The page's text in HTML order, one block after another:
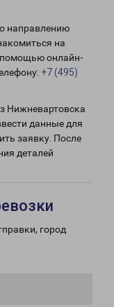
направлению
на
помощью онлайн-
+7 (495)
Нижневартовска
данные для
заявку. После
деталей
город